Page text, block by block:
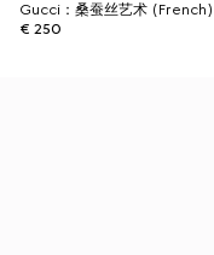
Gucci：桑蚕丝艺术 (French)
€ 250